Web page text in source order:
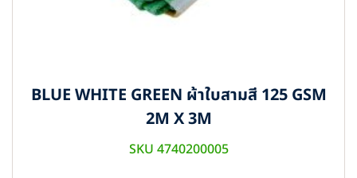
BLUE WHITE GREEN ผ้าใบสามสี 125 GSM
2M X 3M
SKU 4740200005